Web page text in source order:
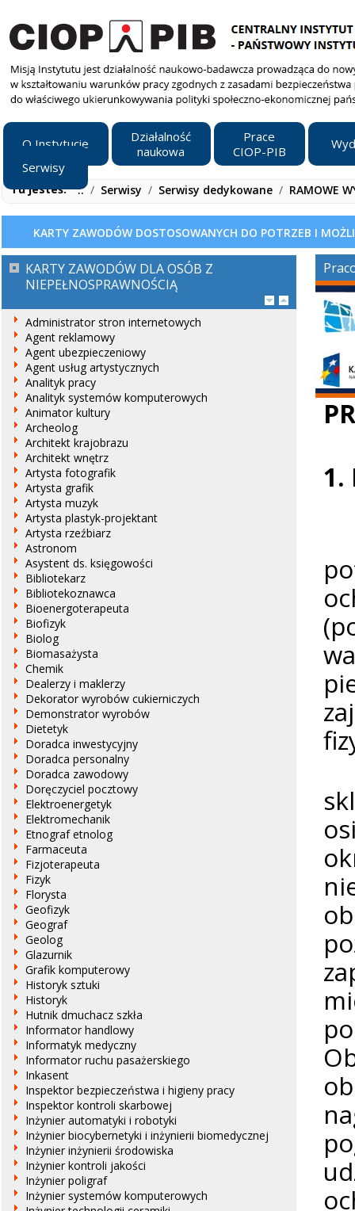
O Instytucie
Działalność
naukowa
Prace
CIOP-PIB
Serwisy
Tu jesteś: ../ Serwisy / Serwisy dedykowane / RAMOWE
KARTY ZAWODÓW DOSTOSOWANYCH DO POTRZEB I
KARTY ZAWODÓW DLA OSÓB Z
NIEPEŁNOSPRAWNOŚCIĄ
Administrator stron internetowych
Agent reklamowy
Agent ubezpieczeniowy
Agent usług artystycznych
Analityk pracy
Analityk systemów komputerowych
Animator kultury
Archeolog
Architekt krajobrazu
Architekt wnętrz
Artysta fotografik
Artysta grafik
Artysta muzyk
Artysta plastyk-projektant
Artysta rzeźbiarz
Astronom
Asystent ds. księgowości
Bibliotekarz
Bibliotekoznawca
Bioenergoterapeuta
Biofizyk
Biolog
Biomasażysta
Chemik
Dealerzy i maklerzy
Dekorator wyrobów cukierniczych
Demonstrator wyrobów
Dietetyk
Doradca inwestycyjny
Doradca personalny
Doradca zawodowy
Doręczyciel pocztowy
Elektroenergetyk
Elektromechanik
Etnograf etnolog
Farmaceuta
Fizjoterapeuta
Fizyk
Florysta
Geofizyk
Geograf
Geolog
Glazurnik
Grafik komputerowy
Historyk sztuki
Historyk
Hutnik dmuchacz szkła
Informator handlowy
Informatyk medyczny
Informator ruchu pasażerskiego
Inkasent
Inspektor bezpieczeństwa i higieny pracy
Inspektor kontroli skarbowej
Inżynier automatyki i robotyki
Inżynier biocybernetyki i inżynierii biomedycznej
Inżynier inżynierii środowiska
Inżynier kontroli jakości
Inżynier poligraf
Inżynier systemów komputerowych
1.